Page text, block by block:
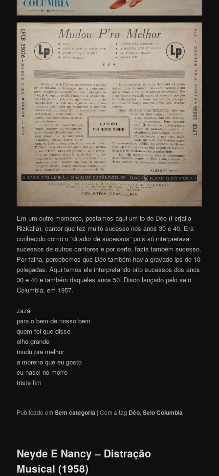
Em um outro momento, postamos aqui um lp do Déo (Ferjalla
Rizkalla), cantor que fez muito sucesso nos anos 30 e 40. Era
conhecido como o “ditador de sucessos” pois só interpretava
sucessos de outros cantores e por certo, fazia também sucesso.
Por falha, percebemos que Déo também havia gravado lps de 10
polegadas. Aqui temos ele interpretando oito sucessos dos anos
30 e 40 e também daqueles anos 50. Disco lançado pelo selo
Columbia, em 1957.
zazá
para o bem de nosso bem
quem foi que disse
olho grande
mudu pra melhor
a morena que eu gosto
eu nasci no morro
triste fim
Publicado em Sem categoria |Com a tag Déo,Selo Columbia
Neyde E Nancy – Distração
Musical (1958)